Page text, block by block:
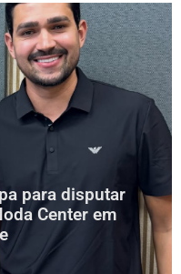
para disputar
Center em